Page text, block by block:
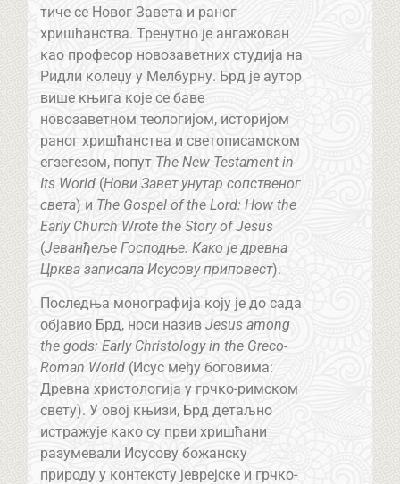
тиче се Новог Завета и раног
хришћанства. Тренутно је ангажован
као професор новозаветних студија на
Ридли колеџу у Мелбурну. Брд је аутор
више књига које се баве
новозаветном теологијом, историјом
раног хришћанства и светописамском
егзегезом, попут The New Testament in
Its World(Нови Завет унутар сопственог
света) и The Gospel of the Lord: How the
Early Church Wrote the Story of Jesus
(Јеванђеље Господње: Како је древна
Црква записала Исусову приповест).
Последња монографија коју је до сада
објавио Брд, носи назив Jesus among
the gods: Early Christology in the Greco-
Roman World(Исус међу боговима:
Древна христологија у грчко-римском
свету). У овој књизи, Брд детаљно
истражује како су први хришћани
разумевали Исусову божанску
природу у контексту јеврејске и грчко-